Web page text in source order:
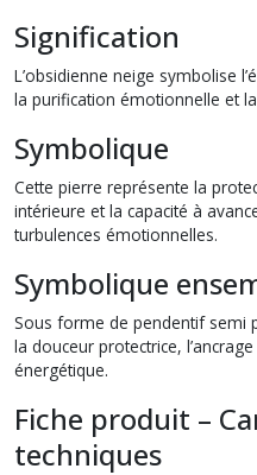
Signification
L’obsidienne neige symbolise
la purification émotionnelle et
Symbolique
Cette pierre représente la
intérieure et la capacité à
turbulences émotionnelles.
Symbolique
Sous forme de pendentif semi
la douceur protectrice,
énergétique.
Fiche produit –
techniques